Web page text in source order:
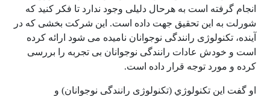
انجام گرفته است به هرحال دلیلی وجود ندارد تا فکر کنید که
شورلت به این تحقیق جهت داده است. این شرکت بخشی که در
آینده، تکنولوژی رانندگی نوجوانان نامیده می شود ارائه کرده
است و خودش عادات رانندگی نوجوانان بی تجربه را بررسی
کرده و مورد توجه قرار داده است.
او گفت این تکنولوژي (تکنولوژی رانندگی نوجوانان) و